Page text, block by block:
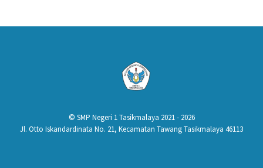
© SMP Negeri 1 Tasikmalaya 2021 - 2026
Jl. Otto Iskandardinata No. 21, Kecamatan Tawang Tasikmalaya 46113